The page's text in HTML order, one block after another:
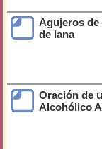
Agujeros de
de lana
Oración de
Alcohólico